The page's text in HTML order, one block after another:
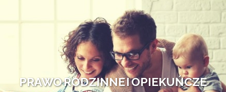
PRAWO RODZINNE I OPIEKUŃCZE